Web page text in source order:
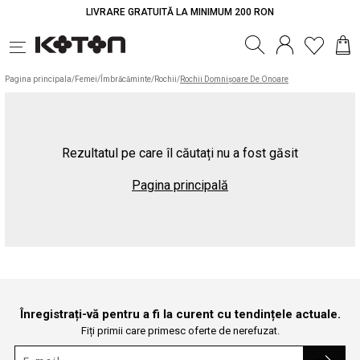
LIVRARE GRATUITĂ LA MINIMUM 200 RON
Pagina principala/Femei/ Îmbrăcăminte/Rochii/Rochii Domnișoare De Onoare
Rezultatul pe care îl căutați nu a fost găsit
Pagina principală
Înregistrați-vă pentru a fi la curent cu tendințele actuale.
Fiți primii care primesc oferte de nerefuzat.